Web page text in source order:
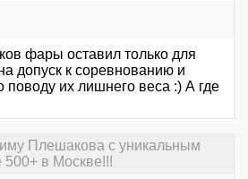
фары оставил только для
допуск к соревнованию и
поводу их лишнего веса :) А где
Плешакова с уникальным
500+ в Москве!!!